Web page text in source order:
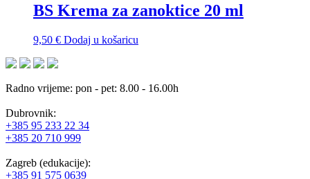
BS Krema za zanoktice 20 ml
9,50 € Dodaj u košaricu
Radno vrijeme: pon - pet: 8.00 - 16.00h
Dubrovnik:
+385 95 233 22 34
+385 20 710 999
Zagreb (edukacije):
+385 91 575 0639